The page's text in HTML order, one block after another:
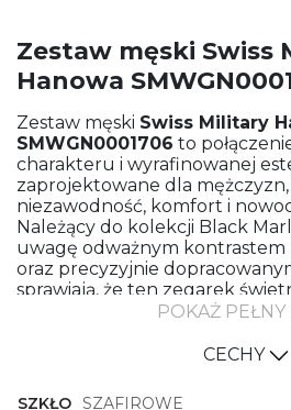
Zestaw męski Swiss
Hanowa
Zestaw męski Swiss Military
SMWGN0001706 to
charakteru i wyrafinowanej
zaprojektowane dla
niezawodność, komfort i
Należący do kolekcji Black
uwagę odważnym kontrastem
oraz precyzyjnie
sprawiają, że ten zegarek
zarówno podczas aktywności
POKAŻ PEŁNY
CECHY
SZKŁO SZAFIROWE